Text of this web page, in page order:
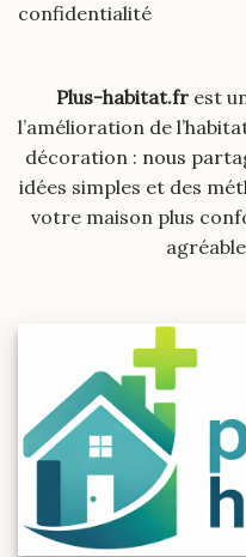
confidentialité
Plus-habitat.frest
l’amélioration de
décoration : nous
idées simples et des
votre maison plus